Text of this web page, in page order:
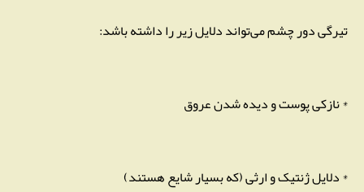
تیرگی دور چشم می‌تواند دلایل زیر را داشته باشد:
* نازکی پوست و دیده شدن عروق
* دلایل ژنتیک و ارثی (که بسیار شایع هستند)